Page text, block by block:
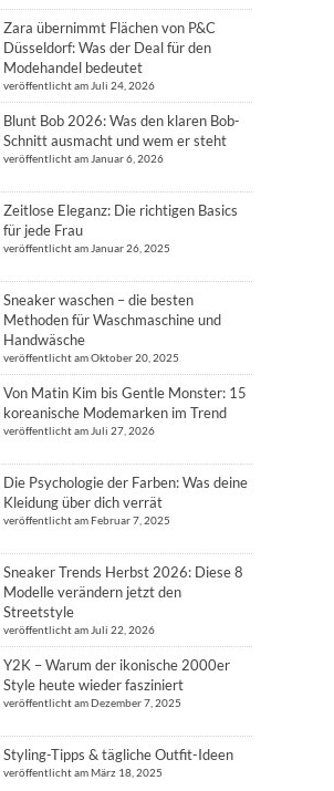
Zara übernimmt Flächen von P&C
Düsseldorf: Was der Deal für den
Modehandel bedeutet
veröffentlicht am Juli 24, 2026
Blunt Bob 2026: Was den klaren Bob-
Schnitt ausmacht und wem er steht
veröffentlicht am Januar 6, 2026
Zeitlose Eleganz: Die richtigen Basics
für jede Frau
veröffentlicht am Januar 26, 2025
Sneaker waschen – die besten
Methoden für Waschmaschine und
Handwäsche
veröffentlicht am Oktober 20, 2025
Von Matin Kim bis Gentle Monster: 15
koreanische Modemarken im Trend
veröffentlicht am Juli 27, 2026
Die Psychologie der Farben: Was deine
Kleidung über dich verrät
veröffentlicht am Februar 7, 2025
Sneaker Trends Herbst 2026: Diese 8
Modelle verändern jetzt den
Streetstyle
veröffentlicht am Juli 22, 2026
Y2K – Warum der ikonische 2000er
Style heute wieder fasziniert
veröffentlicht am Dezember 7, 2025
Styling-Tipps & tägliche Outfit-Ideen
veröffentlicht am März 18, 2025